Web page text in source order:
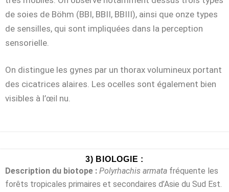
de soies de Böhm (BBI, BBII, BBIII), ainsi que onze types
de sensilles, qui sont impliquées dans la perception
sensorielle.
On distingue les gynes par un thorax volumineux portant
des cicatrices alaires. Les ocelles sont également bien
visibles à l’œil nu.
3) BIOLOGIE :
Description du biotope : Polyrhachis armata fréquente les
forêts tropicales primaires et secondaires d’Asie du Sud Est.